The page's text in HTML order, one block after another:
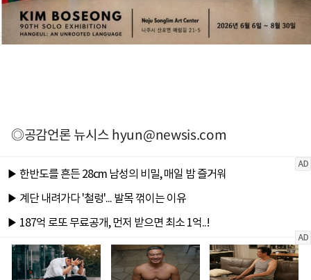
◎공감언론 뉴시스hyun@newsis.com